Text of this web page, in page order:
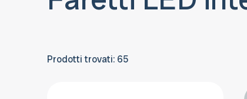
Prodotti trovati: 65